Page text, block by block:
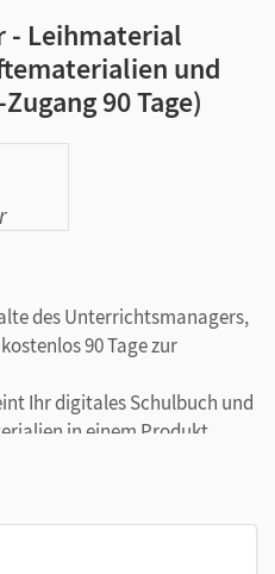
- Leihmaterial
und
90 Tage)
des Unterrichtsmanagers,
90 Tage zur
Ihr digitales Schulbuch und
in einem Produkt.
vereinfacht er Ihre